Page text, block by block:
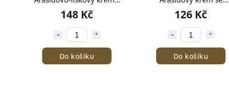
nugátem 190g
148 Kč
Do košíku
slaným karamelem 190g
126 Kč
Do košíku